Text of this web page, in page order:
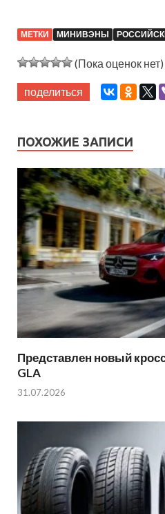
МЕТКИ МИНИВЭНЫ
(Пока оценок нет)
поделиться
ПОХОЖИЕ ЗАПИСИ
Представлен новый
GLA
31.07.2026